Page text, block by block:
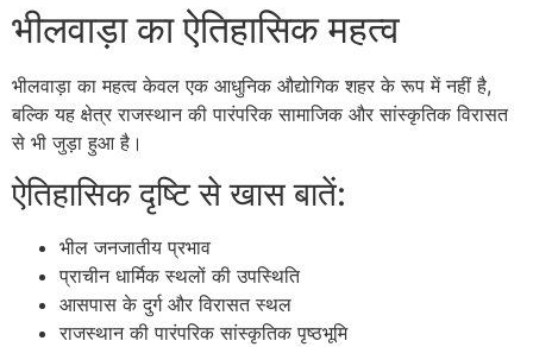
भीलवाड़ा का ऐतिहासिक महत्व
भीलवाड़ा का महत्व केवल एक आधुनिक औद्योगिक शहर के रूप में नहीं है,
बल्कि यह क्षेत्र राजस्थान की पारंपरिक सामाजिक और सांस्कृतिक विरासत
से भी जुड़ा हुआ है।
ऐतिहासिक दृष्टि से खास बातें:
भील जनजातीय प्रभाव
प्राचीन धार्मिक स्थलों की उपस्थिति
आसपास के दुर्ग और विरासत स्थल
राजस्थान की पारंपरिक सांस्कृतिक पृष्ठभूमि